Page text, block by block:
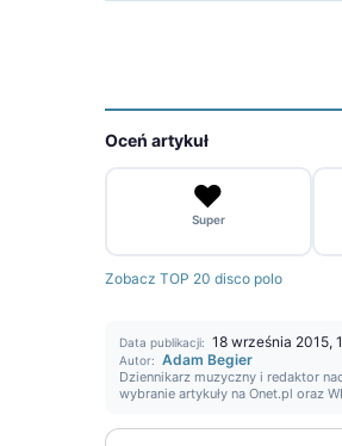
Oceń artykuł
❤️
Super
Zobacz TOP 20 disco polo
Data publikacji: 18 września 2015,
Autor: Adam Begier
Dziennikarz muzyczny i redaktor
wybranie artykuły na Onet.pl oraz